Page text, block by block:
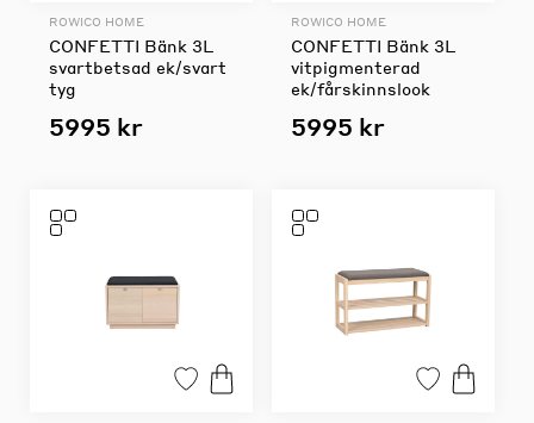
ROWICO HOME
CONFETTI Bänk 3L
svartbetsad ek/svart
tyg
5995 kr
ROWICO HOME
CONFETTI Bänk 3L
vitpigmenterad
ek/fårskinnslook
5995 kr